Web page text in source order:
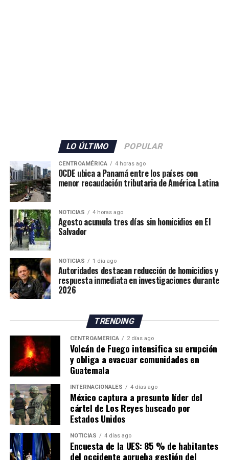
agentes adicionales, que se sumarán a los 80 efectivos ya
desplegados en el territorio.
Además, las autoridades anunciaron el envío de grupos
de buceadores y embarcaciones del Servicio Marítimo de
la Guardia Civil para apoyar las labores de vigilancia y
respuesta ante nuevos intentos de ingreso irregular.
La situación mantiene en alerta a las autoridades
españolas, mientras continúan las gestiones para
atender la emergencia migratoria y reforzar el control
fronterizo.
LO ÚLTIMO POPULAR
CENTROAMÉRICA 4 horas ago
OCDE ubica a Panamá entre los países con
menor recaudación tributaria de América Latina
NOTICIAS 4 horas ago
Agosto acumula tres días sin homicidios en El
Salvador
NOTICIAS 1 día ago
Autoridades destacan reducción de homicidios y
respuesta inmediata en investigaciones durante
2026
TRENDING
CENTROAMÉRICA 2 días ago
Volcán de Fuego intensifica su erupción
y obliga a evacuar comunidades en
Guatemala
INTERNACIONALES 4 días ago
México captura a presunto líder del
cártel de Los Reyes buscado por
Estados Unidos
NOTICIAS 4 días ago
Encuesta de la UES: 85 % de habitantes
del occidente aprueba gestión del